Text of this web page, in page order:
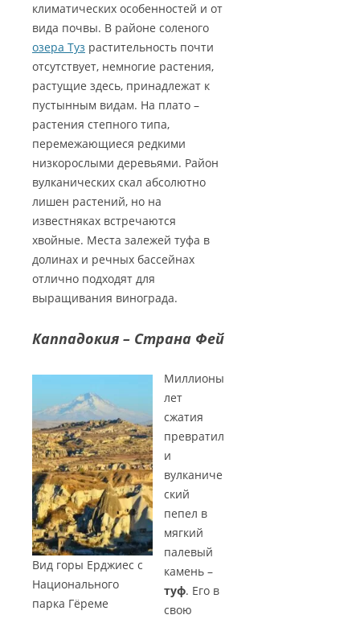
климатических особенностей и от
вида почвы. В районе соленого
озера Туз растительность почти
отсутствует, немногие растения,
растущие здесь, принадлежат к
пустынным видам. На плато –
растения степного типа,
перемежающиеся редкими
низкорослыми деревьями. Район
вулканических скал абсолютно
лишен растений, но на
известняках встречаются
хвойные. Места залежей туфа в
долинах и речных бассейнах
отлично подходят для
выращивания винограда.
Каппадокия – Страна Фей
Вид горы Ерджиес с
Национального
парка Гёреме
Миллионы
лет
сжатия
превратил
и
вулканиче
ский
пепел в
мягкий
палевый
камень –
туф. Его в
свою